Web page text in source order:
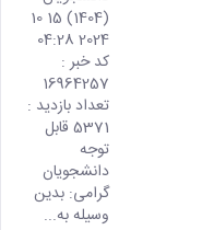
(1404) 15 10
2024 04:28
کد خبر :
16964257
تعداد بازدید :
5371 قابل
توجه
دانشجویان
گرامی: بدين
وسيله به...